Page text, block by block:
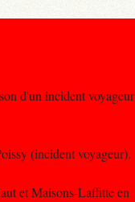
d'un incident voyageur
(incident voyageur).
et Maisons-Laffitte en